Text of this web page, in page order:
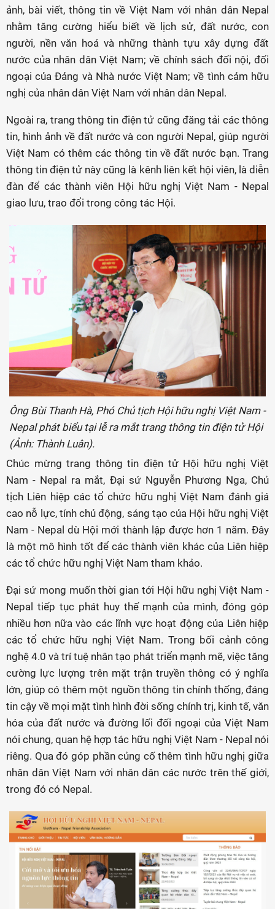
ảnh, bài viết, thông tin về Việt Nam với nhân dân Nepal
nhằm tăng cường hiểu biết về lịch sử, đất nước, con
người, nền văn hoá và những thành tựu xây dựng đất
nước của nhân dân Việt Nam; về chính sách đối nội, đối
ngoại của Đảng và Nhà nước Việt Nam; về tình cảm hữu
nghị của nhân dân Việt Nam với nhân dân Nepal.
Ngoài ra, trang thông tin điện tử cũng đăng tải các thông
tin, hình ảnh về đất nước và con người Nepal, giúp người
Việt Nam có thêm các thông tin về đất nước bạn. Trang
thông tin điện tử này cũng là kênh liên kết hội viên, là diễn
đàn để các thành viên Hội hữu nghị Việt Nam - Nepal
giao lưu, trao đổi trong công tác Hội.
Ông Bùi Thanh Hà, Phó Chủ tịch Hội hữu nghị Việt Nam -
Nepal phát biểu tại lễ ra mắt trang thông tin điện tử Hội
(Ảnh: Thành Luân).
Chúc mừng trang thông tin điện tử Hội hữu nghị Việt
Nam - Nepal ra mắt, Đại sứ Nguyễn Phương Nga, Chủ
tịch Liên hiệp các tổ chức hữu nghị Việt Nam đánh giá
cao nỗ lực, tính chủ động, sáng tạo của Hội hữu nghị Việt
Nam - Nepal dù Hội mới thành lập được hơn 1 năm. Đây
là một mô hình tốt để các thành viên khác của Liên hiệp
các tổ chức hữu nghị Việt Nam tham khảo.
Đại sứ mong muốn thời gian tới Hội hữu nghị Việt Nam -
Nepal tiếp tục phát huy thế mạnh của mình, đóng góp
nhiều hơn nữa vào các lĩnh vực hoạt động của Liên hiệp
các tổ chức hữu nghị Việt Nam. Trong bối cảnh công
nghệ 4.0 và trí tuệ nhân tạo phát triển mạnh mẽ, việc tăng
cường lực lượng trên mặt trận truyền thông có ý nghĩa
lớn, giúp có thêm một nguồn thông tin chính thống, đáng
tin cậy về mọi mặt tình hình đời sống chính trị, kinh tế, văn
hóa của đất nước và đường lối đối ngoại của Việt Nam
nói chung, quan hệ hợp tác hữu nghị Việt Nam - Nepal nói
riêng. Qua đó góp phần củng cố thêm tình hữu nghị giữa
nhân dân Việt Nam với nhân dân các nước trên thế giới,
trong đó có Nepal.